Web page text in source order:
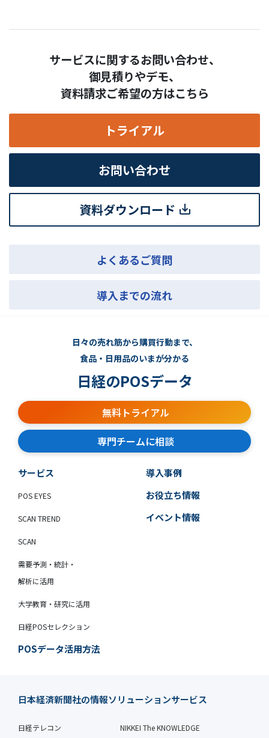
サービスに関するお問い合わせ、
御見積りやデモ、
資料請求ご希望の方はこちら
トライアル
お問い合わせ
資料ダウンロード
よくあるご質問
導入までの流れ
日々の売れ筋から購買行動まで、
食品・日用品のいまが分かる
日経のPOSデータ
無料トライアル
専門チームに相談
サービス
POS EYES
SCAN TREND
SCAN
需要予測・統計・
解析に活用
大学教育・研究に活用
日経POSセレクション
POSデータ活用方法
導入事例
お役立ち情報
イベント情報
日本経済新聞社の情報ソリューションサービス
日経テレコン NIKKEI The KNOWLEDGE